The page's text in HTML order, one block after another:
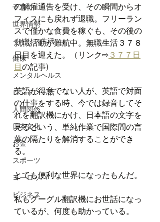
子育て
世界情勢
イギリス生活
健康
メンタルヘルス
ロンドン生活
人間関係
日本文化
お金
スポーツ
ヨーロッパ
ビジネス
の解雇通告を受け、その瞬間からオ
フィスにも戻れず退職。フリーラン
スで僅かな食費を稼ぐも、その後の
就職活動が難航中。無職生活３７８
日目を迎えた。（リンク⇨３ ７７日
目の記事)
英語が得意でない人が、英語で対面
の仕事をする時、今では録音してそ
れを翻訳機にかけ、日本語の文字を
見るという、単純作業で国際間の言
葉の隔たりを解消することができ
る。
とても便利な世界になったもんだ。
私もグーグル翻訳機にお世話になっ
ているが、何度も助かっている。